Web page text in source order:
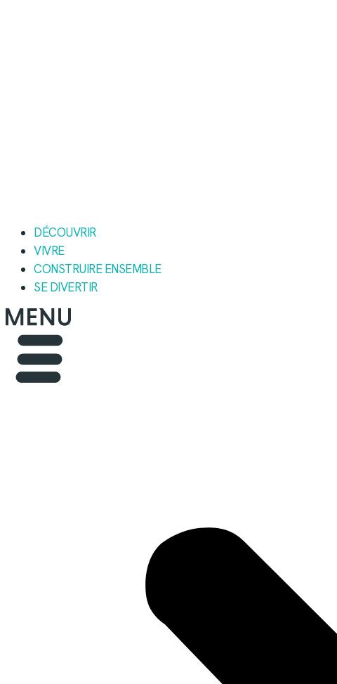
DÉCOUVRIR
VIVRE
CONSTRUIRE ENSEMBLE
SE DIVERTIR